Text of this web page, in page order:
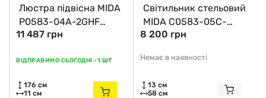
Люстра підвісна MIDA
P0583-04A-2GHF
Zuma Line матовий
11 487 грн
ВІДПРАВИМО СЬОГОДНІ -1 ШТ
176 см
11 см
Світильник стельовий
MIDA C0583-05C-
2GHF Zuma Line
прозорий
8 200 грн
Немає в наявності
13 см
58 см